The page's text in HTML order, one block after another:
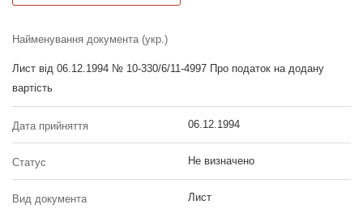
Найменування документа (укр.)
Лист від 06.12.1994 № 10-330/6/11-4997 Про податок на додану
вартість
Дата прийняття 06.12.1994
Статус Не визначено
Вид документа Лист